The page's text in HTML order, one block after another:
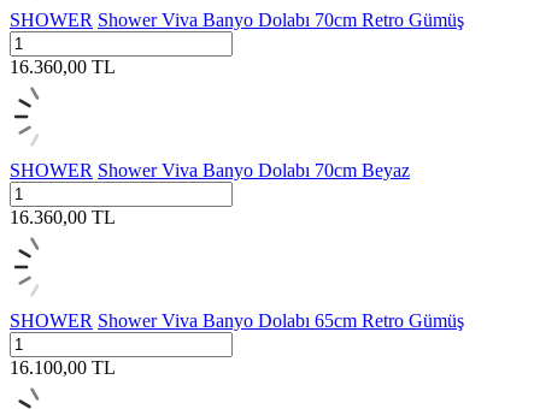
SHOWER Shower Viva Banyo Dolabı 70cm Retro Gümüş
16.360,00 TL
SHOWER Shower Viva Banyo Dolabı 70cm Beyaz
16.360,00 TL
SHOWER Shower Viva Banyo Dolabı 65cm Retro Gümüş
16.100,00 TL